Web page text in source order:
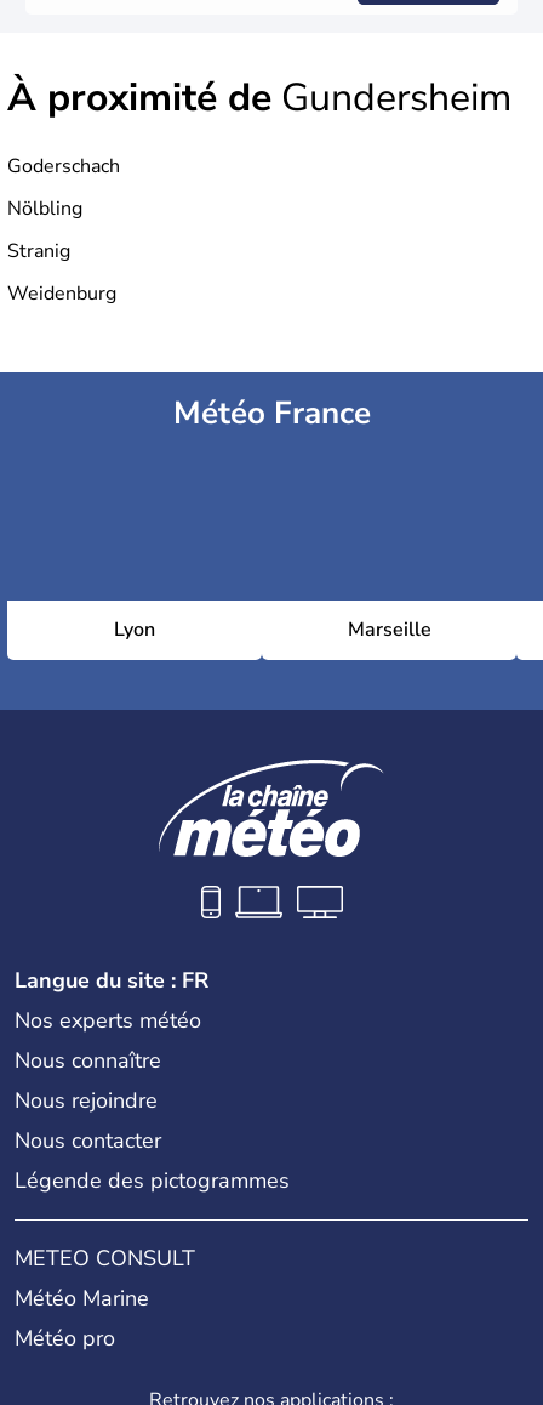
À proximité de Gundersheim
Goderschach
Nölbling
Stranig
Weidenburg
Météo France
Lyon Marseille
Langue du site : FR
Nos experts météo
Nous connaître
Nous rejoindre
Nous contacter
Légende des pictogrammes
METEO CONSULT
Météo Marine
Météo pro